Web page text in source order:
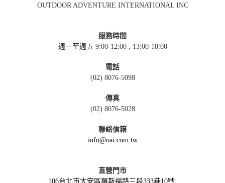
OUTDOOR ADVENTURE INTERNATIONAL INC
服務時間
週一至週五 9:00-12:00 , 13:00-18:00
電話
(02) 8076-5098
傳真
(02) 8076-5028
聯絡信箱
info@oai.com.tw
直營門市
106台北市大安區羅斯福路三段333巷10號